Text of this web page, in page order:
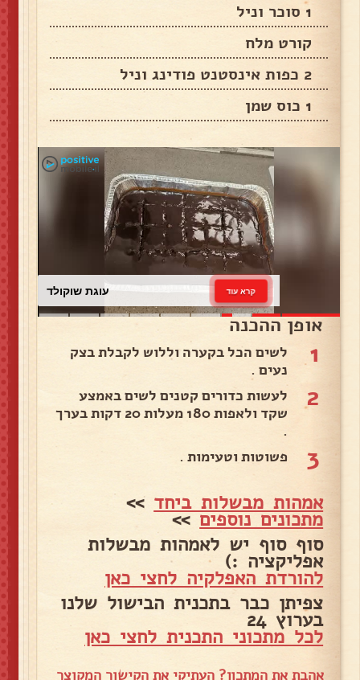
1 סוכר וניל
קורט מלח
2 כפות אינסטנט פודינג וניל
1 כוס שמן
עוגת שוקולד קרא עוד
אופן ההכנה
1
לשים הכל בקערה וללוש לקבלת בצק
נעים .
2
לעשות כדורים קטנים לשים באמצע
שקד ולאפות 180 מעלות 20 דקות בערך
.
3 פשוטות וטעימות .
אמהות מבשלות ביחד >>
מתכונים נוספים>>
סוף סוף יש לאמהות מבשלות
אפליקציה :)
להורדת האפלקיה לחצי כאן
צפיתן כבר בתכנית הבישול שלנו
בערוץ 24
לכל מתכוני התכנית לחצי כאן
אהבת את המתכון? העתיקי את הקישור המקוצר